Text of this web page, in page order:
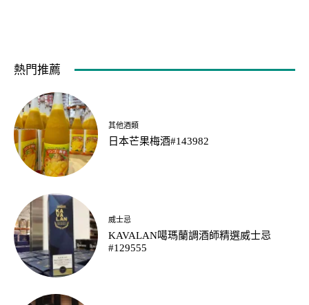
熱門推薦
其他酒類
日本芒果梅酒#143982
威士忌
KAVALAN噶瑪蘭調酒師精選威士忌
#129555